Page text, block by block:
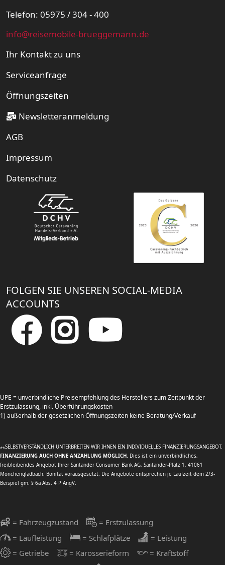
Telefon: 05975 / 304 - 400
info@reisemobile-brueggemann.de
Ihr Kontakt zu uns
Serviceanfrage
Öffnungszeiten
Newsletteranmeldung
AGB
Impressum
Datenschutz
FOLGEN SIE UNSEREN SOCIAL-MEDIA
ACCOUNTS
UPE = unverbindliche Preisempfehlung des Herstellers zum Zeitpunkt der
Erstzulassung, inkl. Überführungskosten
1) außerhalb der gesetzlichen Öffnungszeiten keine Beratung/Verkauf
**SELBSTVERSTÄNDLICH UNTERBREITEN WIR IHNEN EIN INDIVIDUELLES FINANZIERUNGSANGEBOT.
FINANZIERUNG AUCH OHNE ANZAHLUNG MÖGLICH. Dies ist ein unverbindliches,
freibleibendes Angebot Ihrer Santander Consumer Bank AG, Santander-Platz 1, 41061
Mönchengladbach. Bonität vorausgesetzt. Die Angebote entsprechen je Laufzeit dem 2/3-
Beispiel gm. § 6a Abs. 4 P AngV.
= Fahrzeugzustand
= Erstzulassung
= Laufleistung
= Schlafplätze
= Leistung
= Getriebe
= Karosserieform
= Kraftstoff